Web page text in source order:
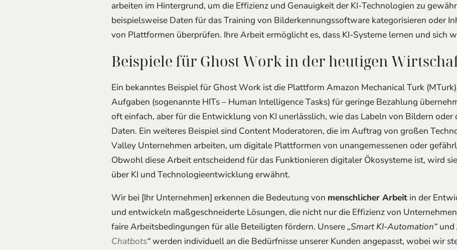
arbeiten im Hintergrund, um die Effizienz und Genauigkeit der KI-Technologien zu
beispielsweise Daten für das Training von Bilderkennungssoftware kategorisieren oder
von Plattformen überprüfen. Ihre Arbeit ermöglicht es, dass KI-Systeme lernen und sich
Beispiele für Ghost Work in der heutigen
Ein bekanntes Beispiel für Ghost Work ist die Plattform Amazon Mechanical Turk
Aufgaben (sogenannte HITs – Human Intelligence Tasks) für geringe Bezahlung
oft einfach, aber für die Entwicklung von KI unerlässlich, wie das Labeln von Bildern oder
Daten. Ein weiteres Beispiel sind Content Moderatoren, die im Auftrag von großen
Valley Unternehmen arbeiten, um digitale Plattformen von unangemessenen oder
Obwohl diese Arbeit entscheidend für das Funktionieren digitaler Ökosysteme ist, wird
über KI und Technologieentwicklung erwähnt.
Wir bei [Ihr Unternehmen] erkennen die Bedeutung von menschlicher Arbeit in der
und entwickeln maßgeschneiderte Lösungen, die nicht nur die Effizienz von
faire Arbeitsbedingungen für alle Beteiligten fördern. Unsere„Smart KI-Automation“ und
Chatbots“werden individuell an die Bedürfnisse unserer Kunden angepasst, wobei wir